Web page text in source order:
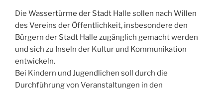
Die Wassertürme der Stadt Halle sollen nach Willen
des Vereins der Öffentlichkeit, insbesondere den
Bürgern der Stadt Halle zugänglich gemacht werden
und sich zu Inseln der Kultur und Kommunikation
entwickeln.
Bei Kindern und Jugendlichen soll durch die
Durchführung von Veranstaltungen in den